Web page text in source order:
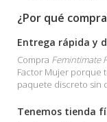
¿Por qué
Entrega rápida y
Compra Femintimate
Factor Mujer porque
paquete discreto sin
Tenemos tienda